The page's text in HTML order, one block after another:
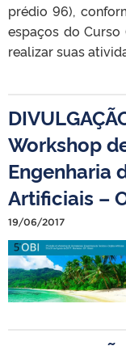
prédio 96),
espaços do Curso
realizar suas
Workshop
Engenharia
Artificiais –
19/06/2017